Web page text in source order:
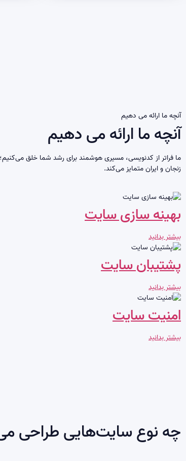
آنچه ما ارائه می دهیم
آنچه ما ارائه می دهیم
ما فراتر از کدنویسی، مسیری هوشمند برای رشد شما خلق
زنجان و ایران متمایز می‌کند.
بهینه سازی سایت
بیشتر بدانید
پشتیبان سایت
بیشتر بدانید
امنیت سایت
بیشتر بدانید
چه نوع سایت‌هایی طراحی